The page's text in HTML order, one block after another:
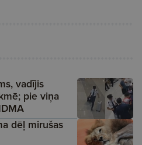
vadījis
pie viņa
dēļ mirušas